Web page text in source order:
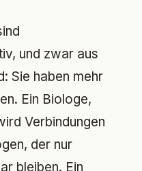
und zwar aus
Sie haben mehr
Ein Biologe,
Verbindungen
der nur
bleiben. Ein